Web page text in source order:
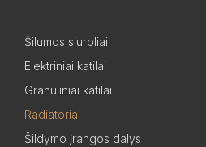
Šilumos siurbliai
Elektriniai katilai
Granuliniai katilai
Radiatoriai
Šildymo įrangos dalys